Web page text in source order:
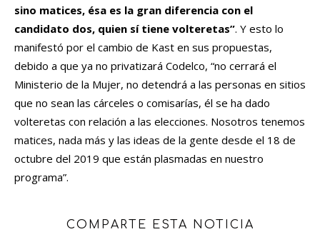
sino matices, ésa es la gran diferencia con el
candidato dos, quien sí tiene volteretas”. Y esto lo
manifestó por el cambio de Kast en sus propuestas,
debido a que ya no privatizará Codelco, “no cerrará el
Ministerio de la Mujer, no detendrá a las personas en sitios
que no sean las cárceles o comisarías, él se ha dado
volteretas con relación a las elecciones. Nosotros tenemos
matices, nada más y las ideas de la gente desde el 18 de
octubre del 2019 que están plasmadas en nuestro
programa”.
COMPARTE ESTA NOTICIA